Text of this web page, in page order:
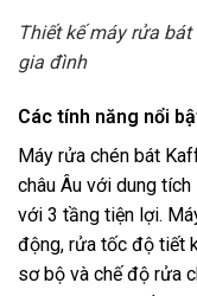
Thiết kế máy rửa
gia đình
Các tính năng nổi
Máy rửa chén bát
châu Âu với dung
với 3 tầng tiện lợi.
động, rửa tốc độ tiết
sơ bộ và chế độ rửa